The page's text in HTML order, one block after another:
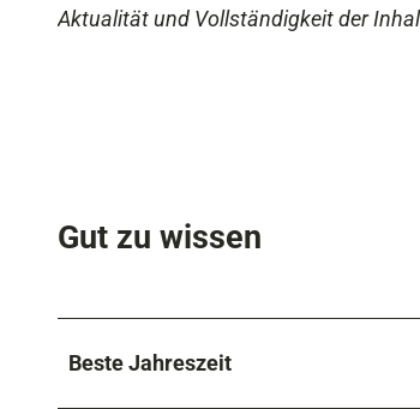
Aktualität und Vollständigkeit der
Gut zu wissen
Beste Jahreszeit